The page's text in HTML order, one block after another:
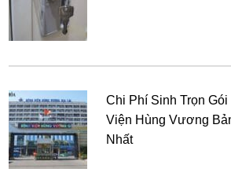
Chi Phí Sinh Trọn
Viện Hùng Vương
Nhất